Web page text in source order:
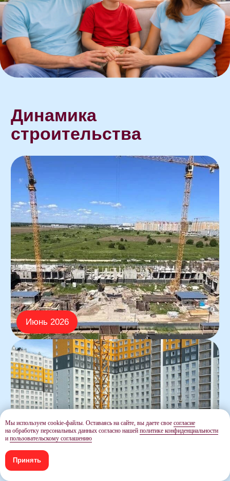
Мы используем cookie-файлы. Оставаясь на сайте, вы даете свое согласие
на обработку персональных данных согласно нашей политике конфиденциальности
и пользовательскому соглашению
Принять